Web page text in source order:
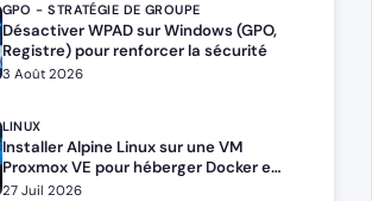
GPO - STRATÉGIE DE GROUPE
Désactiver WPAD sur Windows (GPO,
Registre) pour renforcer la sécurité
3 Août 2026
LINUX
Installer Alpine Linux sur une VM
Proxmox VE pour héberger Docker et
Docker Compose
27 Juil 2026